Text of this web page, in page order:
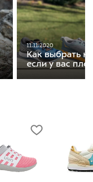
11.11.2020
Как выбрать
если у вас